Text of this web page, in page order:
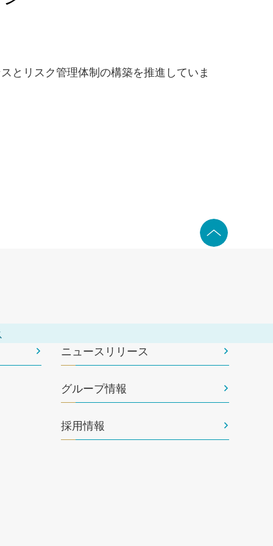
とリスク管理体制の構築を推進していま
ニュースリリース
グループ情報
採用情報